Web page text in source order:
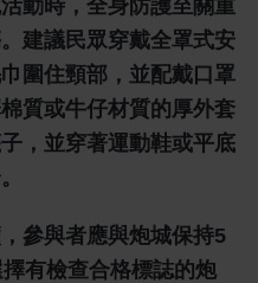
動時，全身防護至關重
建議民眾穿戴全罩式安
圍住頸部，並配戴口罩
質或牛仔材質的厚外套
，並穿著運動鞋或平底
參與者應與炮城保持5
有檢查合格標誌的炮